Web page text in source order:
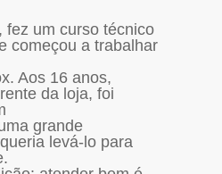
fez um curso técnico
começou a trabalhar
Aos 16 anos,
da loja, foi
grande
levá-lo para